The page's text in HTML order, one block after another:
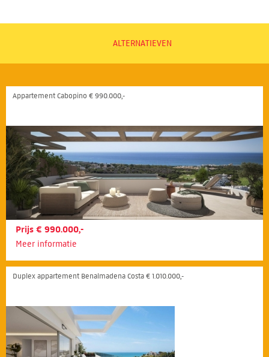
ALTERNATIEVEN
Appartement Cabopino € 990.000,-
Prijs € 990.000,-
Meer informatie
Duplex appartement Benalmadena Costa € 1.010.000,-